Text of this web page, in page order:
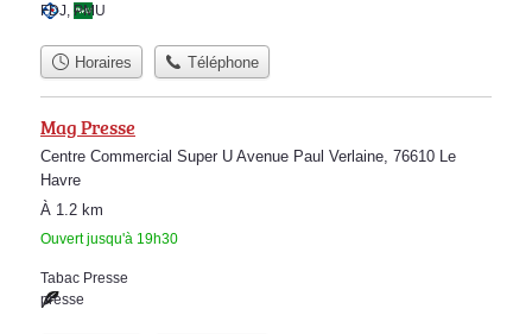
FDJ, PMU
Horaires Téléphone
Mag Presse
Centre Commercial Super U Avenue Paul Verlaine, 76610 Le
Havre
À 1.2 km
Ouvert jusqu'à 19h30
Tabac Presse
presse